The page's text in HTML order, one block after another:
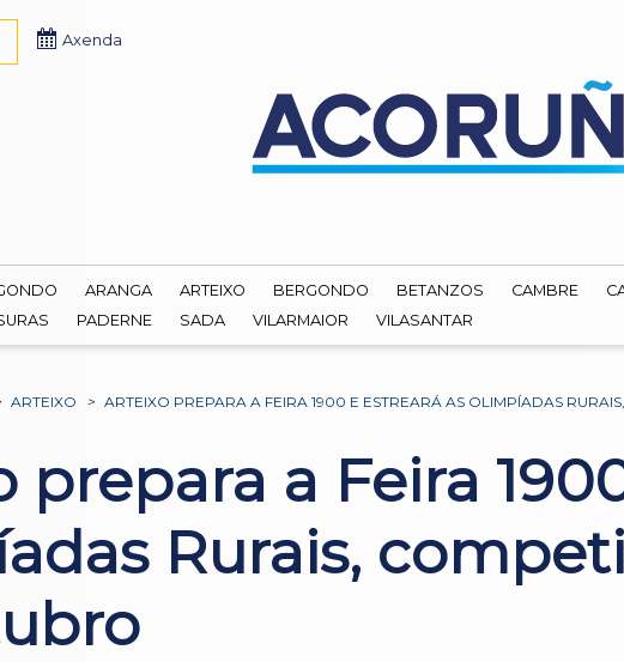
Axenda
ARANGA ARTEIXO BERGONDO BETANZOS CAMBRE
PADERNE SADA VILARMAIOR VILASANTAR
ARTEIXO > ARTEIXO PREPARA A FEIRA 1900 E ESTREARÁ AS OLIMPÍADAS
prepara a Feira
Rurais,